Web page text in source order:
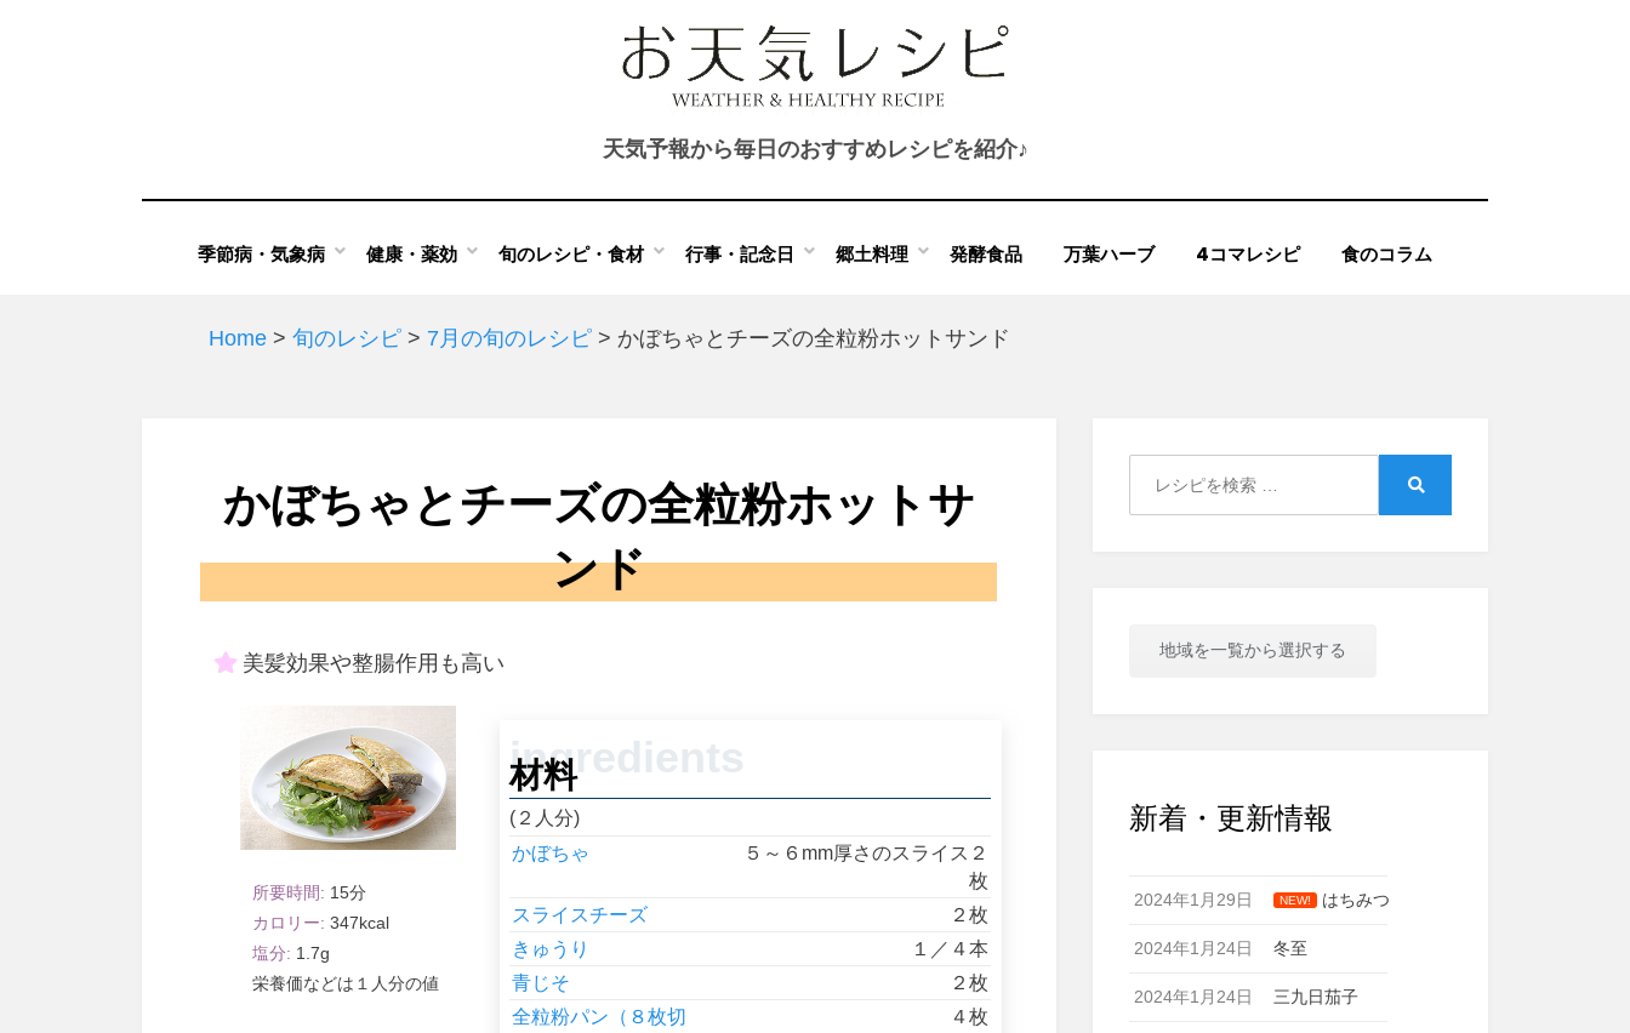
天気予報から毎日のおすすめレシピを紹介♪
季節病・気象病 健康・薬効 旬のレシピ・食材 行事・記念日 郷土料理 発酵食品 万葉ハーブ 4コマレシピ 食のコラム
Home > 旬のレシピ > 7月の旬のレシピ > かぼちゃとチーズの全粒粉ホットサンド
かぼちゃとチーズの全粒粉ホットサ
ンド
美髪効果や整腸作用も高い
15
347
1.7
１人分
材料
(２人分)
かぼちゃ
５～６mm厚さのスライス２
枚
スライスチーズ
２枚
きゅうり
１／４本
青じそ
２枚
全粒粉パン（８枚切
４枚
地域を一覧から選択する
新着・更新情報
2024年1月29日 NEW! はちみつ
2024年1月24日 冬至
2024年1月24日 三九日茄子